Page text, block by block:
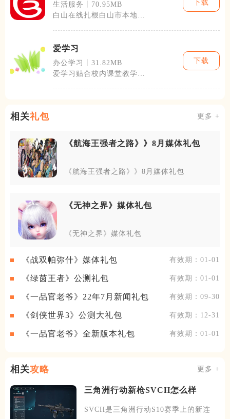
生活服务丨70.95MB
白山在线扎根白山市本地，
下载
爱学习
办公学习丨31.82MB
爱学习贴合校内课堂教学节
下载
相关礼包 更多 +
《航海王强者之路》》8月媒体礼包
《航海王强者之路》》8月媒体礼包
《无神之界》媒体礼包
《无神之界》媒体礼包
《战双帕弥什》媒体礼包 有效期：01-01
《绿茵王者》公测礼包 有效期：01-01
《一品官老爷》22年7月新闻礼包 有效期：09-30
《剑侠世界3》公测大礼包 有效期：12-31
《一品官老爷》全新版本礼包 有效期：01-01
相关攻略 更多 +
三角洲行动新枪SVCH怎么样
SVCH是三角洲行动S10赛季上的新连